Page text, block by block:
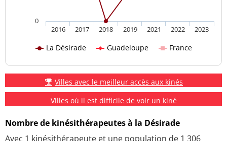
La Désirade Guadeloupe France
2016 2017 2018 2019 2021 2022 2023
0
Villes avec le meilleur accès aux kinés
Villes où il est difficile de voir un kiné
Nombre de kinésithérapeutes à la Désirade
Avec 1 kinésithérapeute et une population de 1 306